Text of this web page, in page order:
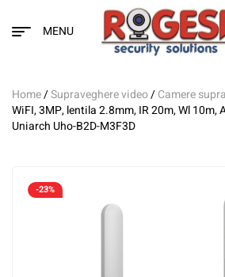
MENU
Home/Supraveghere video/Camere
WiFI, 3MP, lentila 2.8mm, IR 20m, Wl
Uniarch Uho-B2D-M3F3D
-23%